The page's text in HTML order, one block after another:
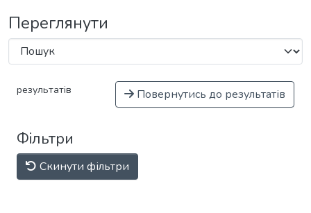
Переглянути
результатів Повернутись до результатів
Фільтри
Скинути фільтри